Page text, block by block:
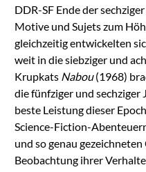
DDR-SF Ende der
Motive und Sujets zum
gleichzeitig entwickelten
weit in die siebziger und
Krupkats Nabou(1968)
die fünfziger und sechziger
beste Leistung dieser
Science-Fiction-
und so genau
Beobachtung ihrer